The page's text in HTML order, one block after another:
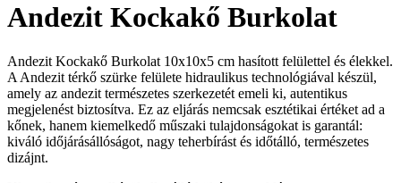
Andezit Kockakő Burkolat
Andezit Kockakő Burkolat 10x10x5 cm hasított felülettel és élekkel.
A Andezit térkő szürke felülete hidraulikus technológiával készül,
amely az andezit természetes szerkezetét emeli ki, autentikus
megjelenést biztosítva. Ez az eljárás nemcsak esztétikai értéket ad a
kőnek, hanem kiemelkedő műszaki tulajdonságokat is garantál:
kiváló időjárásállóságot, nagy teherbírást és időtálló, természetes
dizájnt.